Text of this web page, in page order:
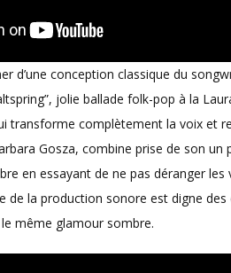
d’une conception classique du
jolie ballade folk-pop à la
transforme complètement la voix et
Gosza, combine prise de son un
en essayant de ne pas déranger
de la production sonore est digne
même glamour sombre.